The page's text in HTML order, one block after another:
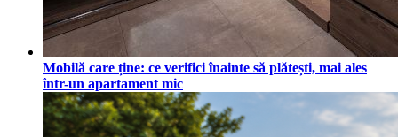
Mobilă care ține: ce verifici înainte să plătești, mai ales
într-un apartament mic